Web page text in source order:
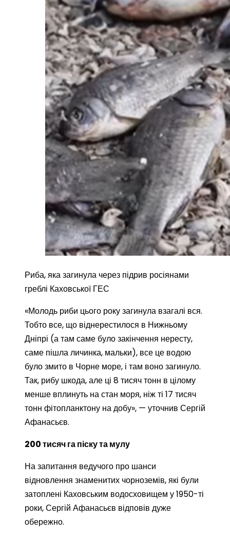
Риба, яка загинула через підрив росіянами
греблі Каховської ГЕС
«Молодь риби цього року загинула взагалі вся.
Тобто все, що віднерестилося в Нижньому
Дніпрі (а там саме було закінчення нересту,
саме пішла личинка, мальки), все це водою
було змито в Чорне море, і там воно загинуло.
Так, рибу шкода, але ці 8 тисяч тонн в цілому
менше вплинуть на стан моря, ніж ті 17 тисяч
тонн фітопланктону на добу», — уточнив Сергій
Афанасьєв.
200 тисяч га піску та мулу
На запитання ведучого про шанси
відновлення знаменитих чорноземів, які були
затоплені Каховським водосховищем у 1950-ті
роки, Сергій Афанасьєв відповів дуже
обережно.